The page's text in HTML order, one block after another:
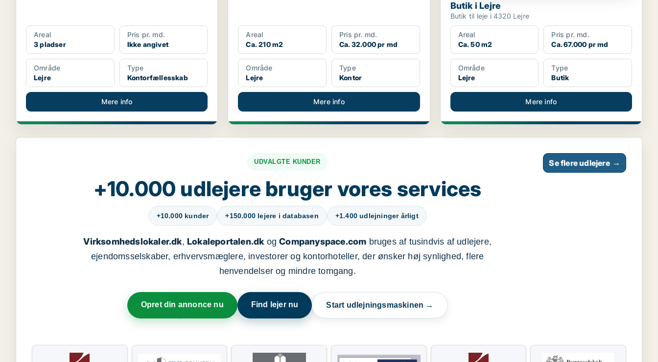
Areal
3 pladser
Pris pr. md.
Ikke angivet
Område
Lejre
Type
Kontorfællesskab
Mere info
Areal
Ca. 210 m2
Pris pr. md.
Ca. 32.000 pr md
Område
Lejre
Type
Kontor
Mere info
Butik i Lejre
Butik til leje i 4320 Lejre
Areal
Ca. 50 m2
Pris pr. md.
Ca. 67.000 pr md
Område
Lejre
Type
Butik
Mere info
UDVALGTE KUNDER
+10.000 udlejere bruger vores services
+10.000 kunder +150.000 lejere i databasen +1.400 udlejninger årligt
Virksomhedslokaler.dk, Lokaleportalen.dkogCompanyspace.com bruges af tusindvis af udlejere,
ejendomsselskaber, erhvervsmæglere, investorer og kontorhoteller, der ønsker høj synlighed, flere
henvendelser og mindre tomgang.
Opret din annonce nu Find lejer nu Start udlejningsmaskinen →
Se flere udlejere →